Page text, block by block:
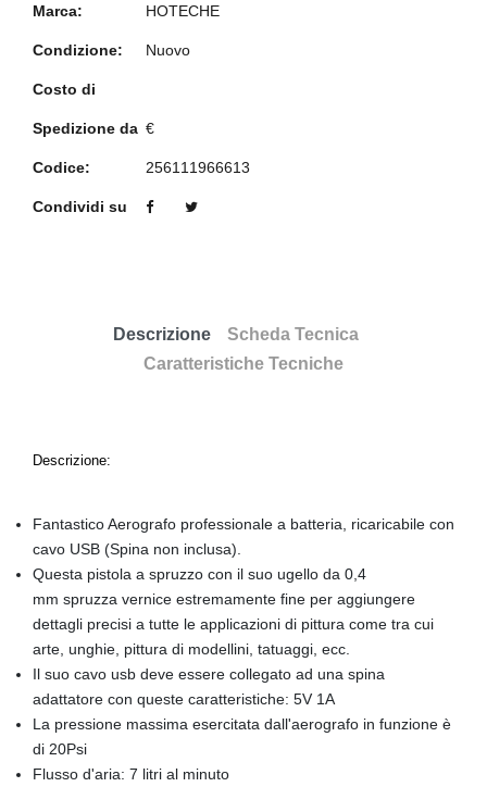
Marca: HOTECHE
Condizione: Nuovo
Costo di
Spedizione da €
Codice: 256111966613
Condividi su
Descrizione
Scheda Tecnica
Caratteristiche Tecniche
Descrizione:
Fantastico Aerografo professionale a batteria, ricaricabile con
cavo USB (Spina non inclusa).
Questa pistola a spruzzo con il suo ugello da 0,4
mm spruzza vernice estremamente fine per aggiungere
dettagli precisi a tutte le applicazioni di pittura come tra cui
arte, unghie, pittura di modellini, tatuaggi, ecc.
Il suo cavo usb deve essere collegato ad una spina
adattatore con queste caratteristiche: 5V 1A
La pressione massima esercitata dall'aerografo in funzione è
di 20Psi
Flusso d'aria: 7 litri al minuto